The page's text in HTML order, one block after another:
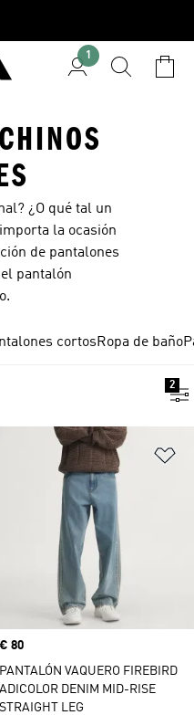
1
¿O qué tal un
la ocasión
de pantalones
pantalón
cortosRopa de baño
2
a la lista de deseos
Precio
€ 80
PANTALÓN VAQUERO FIREBIRD
ADICOLOR DENIM MID-RISE
STRAIGHT LEG